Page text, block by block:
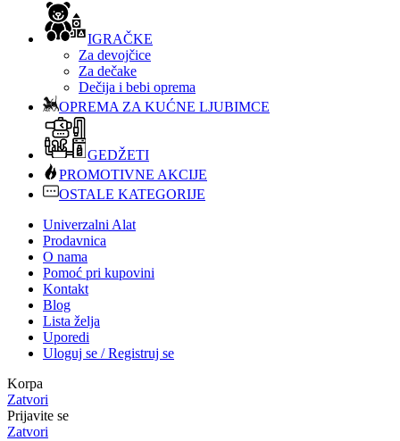
IGRAČKE
Za devojčice
Za dečake
Dečija i bebi oprema
OPREMA ZA KUĆNE LJUBIMCE
GEDŽETI
PROMOTIVNE AKCIJE
OSTALE KATEGORIJE
Univerzalni Alat
Prodavnica
O nama
Pomoć pri kupovini
Kontakt
Blog
Lista želja
Uporedi
Uloguj se / Registruj se
Korpa
Zatvori
Prijavite se
Zatvori